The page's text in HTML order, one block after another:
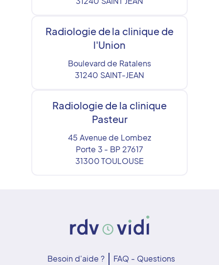
Radiologie de la clinique de
l'Union
Boulevard de Ratalens
31240 SAINT-JEAN
Radiologie de la clinique
Pasteur
45 Avenue de Lombez
Porte 3 - BP 27617
31300 TOULOUSE
Besoin d'aide ?
FAQ - Questions